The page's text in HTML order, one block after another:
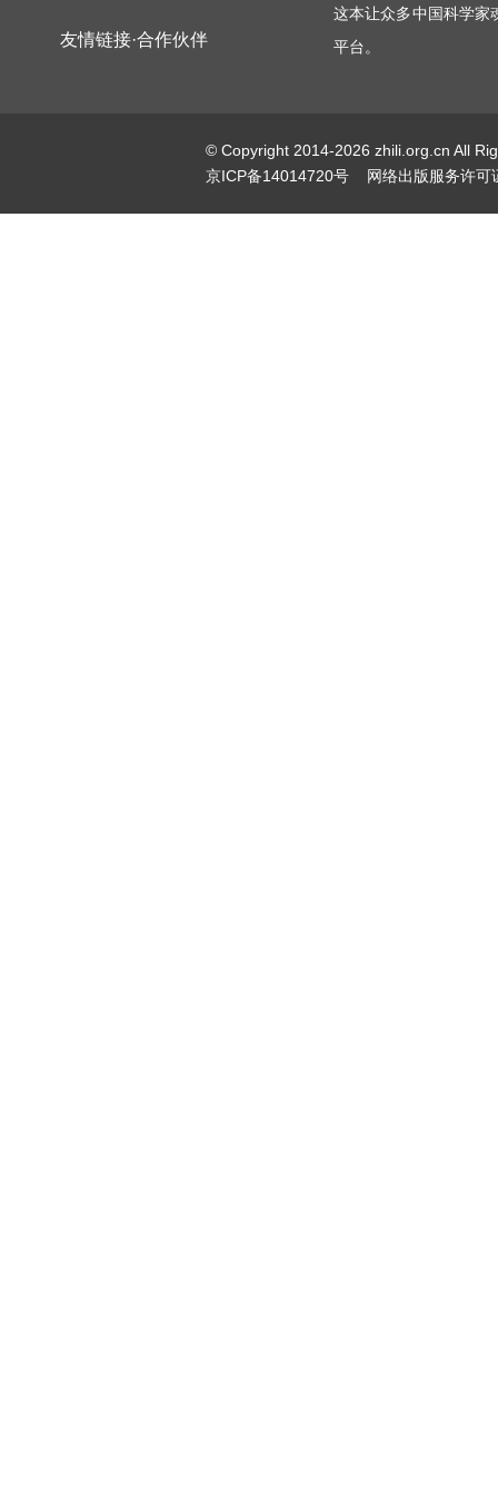
友情链接·合作伙伴
这本让众多中国科学家
平台。
© Copyright 2014-2026 zhili.org.cn All
京ICP备14014720号
网络出版服务许可